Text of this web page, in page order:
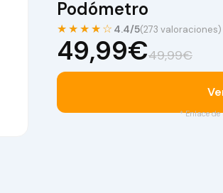
Podómetro
★★★★☆ 4.4/5(273 valoraciones)
49,99€49,99€
* Enlace